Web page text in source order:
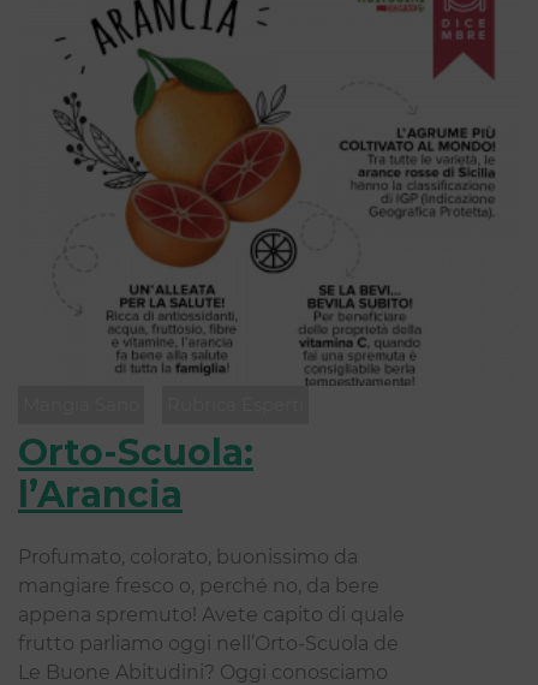
Orto-Scuola:
l’Arancia
Profumato, colorato, buonissimo da
mangiare fresco o, perché no, da bere
appena spremuto! Avete capito di quale
frutto parliamo oggi nell’Orto-Scuola de
Le Buone Abitudini? Oggi conosciamo